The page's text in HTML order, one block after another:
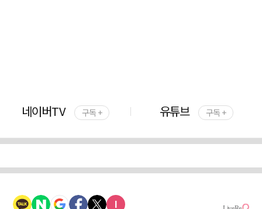
네이버TV 구독 + 유튜브 구독 +